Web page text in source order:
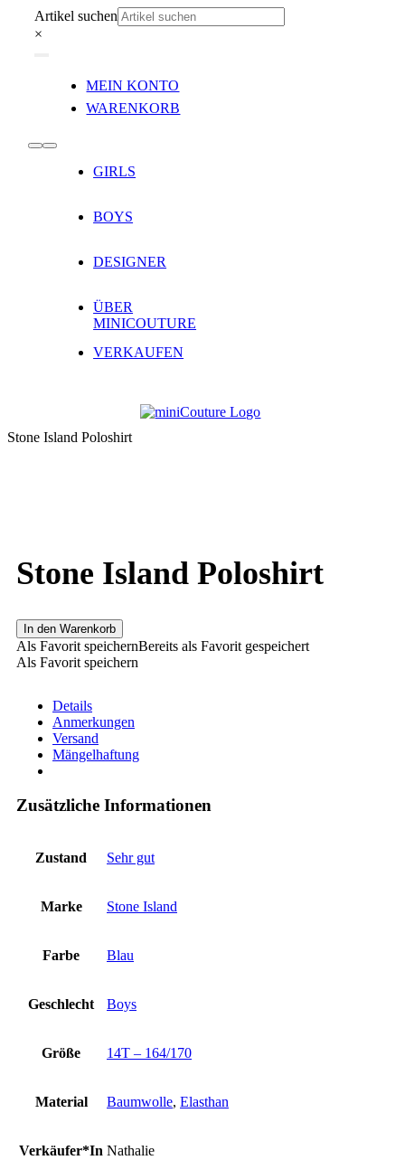
Inhalt
Artikel suchen
×
Navigation
MEIN KONTO
WARENKORB
Toggle
Navigation
GIRLS
BOYS
DESIGNER
ÜBER
MINICOUTURE
VERKAUFEN
Stone Island Poloshirt
Stone Island Poloshirt
In den Warenkorb
Als Favorit speichernBereits als Favorit gespeichert
Als Favorit speichern
Details
Anmerkungen
Versand
Mängelhaftung
Zusätzliche Informationen
Zustand Sehr gut
Marke Stone Island
Farbe Blau
Geschlecht Boys
Größe 14T – 164/170
Material Baumwolle, Elasthan
Verkäufer*In Nathalie